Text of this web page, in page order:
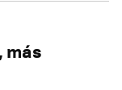
más